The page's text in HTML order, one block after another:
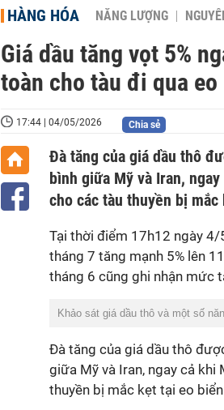
HÀNG HÓA NĂNG LƯỢNG
Giá dầu tăng vọt 5%
toàn cho tàu đi qua
17:44 | 04/05/2026 Chia sẻ
Đà tăng của giá dầu thô
bình giữa Mỹ và Iran,
cho các tàu thuyền bị
Tại thời điểm 17h12 ngày
tháng 7 tăng mạnh 5% lên
tháng 6 cũng ghi nhận mức
Khảo sát giá dầu thô và một số
Đà tăng của giá dầu thô
giữa Mỹ và Iran, ngay cả
thuyền bị mắc kẹt tại eo